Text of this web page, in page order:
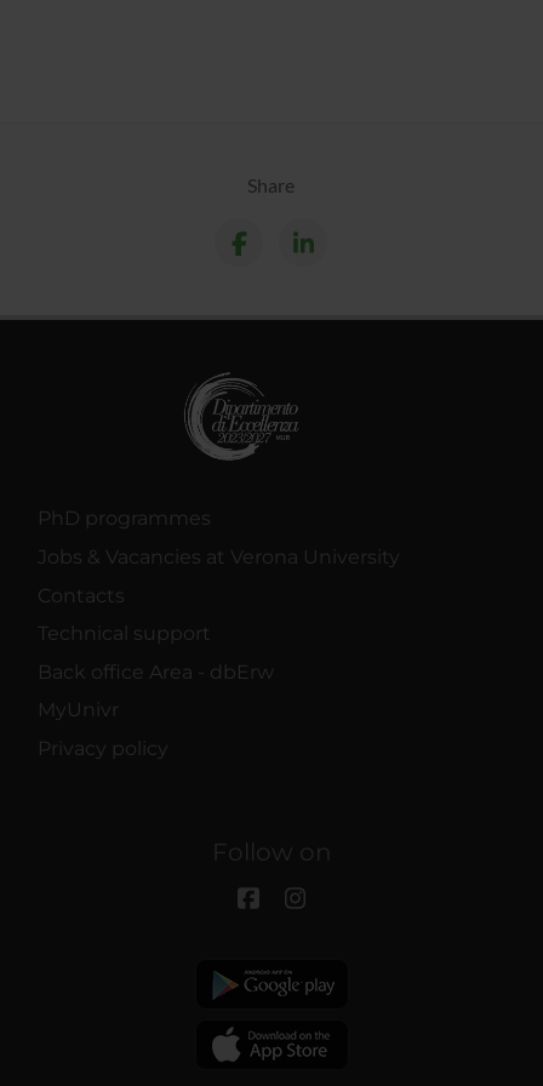
Share
PhD programmes
Jobs & Vacancies at Verona University
Contacts
Technical support
Back office Area - dbErw
MyUnivr
Privacy policy
Follow on